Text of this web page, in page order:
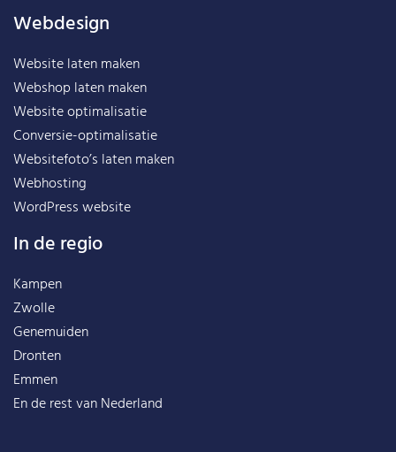
Webdesign
Website laten maken
Webshop laten maken
Website optimalisatie
Conversie-optimalisatie
Websitefoto’s laten maken
Webhosting
WordPress website
In de regio
Kampen
Zwolle
Genemuiden
Dronten
Emmen
En de rest vanNederland